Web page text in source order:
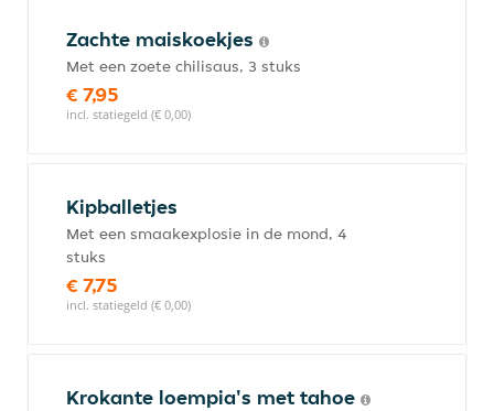
Zachte maiskoekjes
Met een zoete chilisaus, 3 stuks
€ 7,95
incl. statiegeld (€ 0,00)
Kipballetjes
Met een smaakexplosie in de mond, 4
stuks
€ 7,75
incl. statiegeld (€ 0,00)
Krokante loempia's met tahoe